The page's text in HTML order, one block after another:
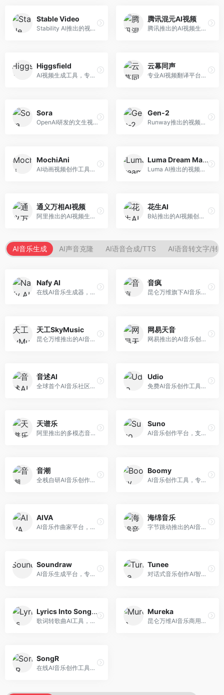
Stable Video
Stability AI推出的视频生成模型，开源可部署。面向开发者和专业创作者，支持视频生成、视频编辑等功能，开源生态完善，定制化程度高。
腾讯混元AI视频
腾讯推出的AI视频生成工具，基于混元大模型。面向腾讯生态用户和内容创作者，支持文生视频、视频编辑等功能，与腾讯产品生态深度整合。
Higgsfield
AI视频生成工具，专注于高质量视频内容创作。面向视频创作者和营销人员，支持文生视频、视频编辑等功能，视频效果逼真，适合商业应用。
云幕同声
专业AI视频翻译平台，支持视频多语言配音和字幕生成。面向跨境电商和内容出海从业者，提供视频翻译、配音、字幕生成等服务，多语言支持完善。
Sora
OpenAI研发的文生视频大模型，可根据文字描述生成长达60秒的高清视频。面向影视创作者、广告从业者和内容生产者，视频连贯性强，物理世界理解准确，代表了AI视频生成的最高水平。
Gen-2
Runway推出的视频生成模型，专注于文生视频和视频风格转换。面向影视制作人和创意工作者，支持文本到视频、图像到视频等多种生成模式，视频质量专业级。
MochiAni
AI动画视频创作工具，专注于动画内容生成。面向动画创作者和二次元内容生产者，支持动画风格视频生成，动画效果流畅，适合动漫内容创作。
Luma Dream Machine
Luma AI推出的视频生成工具，专注于高质量视频创作。面向影视创作者和内容生产者，支持文生视频、图生视频，视频质量高，物理运动流畅自然。
通义万相AI视频
阿里推出的AI视频生成服务，整合图像与视频创作能力。面向电商和营销从业者，支持商品视频生成、营销视频制作等服务，商业应用场景丰富。
花生AI
B站推出的AI视频创作工具，专注于短视频内容生成。面向B站创作者，支持视频生成、视频编辑等功能，与B站平台深度整合，创作效率高。
AI音乐生成 AI声音克隆 AI语音合成/TTS AI语音转文字/转
Nafy AI
在线AI音乐生成器，专注于快速音乐创作。面向内容创作者，支持多种风格音乐生成，操作简便，生成速度快，适合快速配乐需求。
音疯
昆仑万维旗下AI音乐创作平台，专注于音乐内容生成。面向音乐爱好者和内容创作者，提供多种风格音乐生成，操作简便，创作速度快。
天工SkyMusic
昆仑万维推出的AI音乐创作平台，基于天工大模型。面向音乐创作者，支持歌词生成、旋律创作、音乐编曲等服务，中文音乐创作能力强。
网易天音
网易推出的AI音乐创作工具，支持作词、作曲与编曲。面向音乐爱好者和独立音乐人，提供歌词生成、旋律创作、编曲制作等服务，与网易云音乐生态深度整合。
音述AI
全球首个AI音乐社区平台，整合创作与分享功能。面向音乐创作者和爱好者，提供音乐创作、作品分享、社区交流等服务，社区氛围活跃。
Udio
免费AI音乐创作工具，专注于高质量音乐生成。面向音乐创作者和内容制作者，支持多种音乐风格生成，音质专业，创作自由度高，适合专业音乐制作场景。
天谱乐
阿里推出的多模态音乐生成平台，整合音频与文本理解能力。面向内容创作者，支持歌词生成、旋律创作、音乐编辑等服务，与阿里生态深度整合。
Suno
AI音乐创作平台，支持通过文字描述生成完整歌曲，包含歌词、旋律和人声。面向音乐爱好者、内容创作者和独立音乐人，操作门槛低，创作速度快，支持多种音乐风格，为音乐创作带来全新可能。
音潮
全栈自研AI音乐创作平台，支持从创作到发布的完整流程。面向独立音乐人和音乐工作室，提供作词作曲、编曲混音、音乐发布等服务，创作工具专业。
Boomy
AI音乐创作工具，专注于快速音乐生成与发布。面向音乐爱好者和业余创作者，支持一键生成原创音乐，可直接发布到音乐平台，创作门槛低。
AIVA
AI音乐作曲家平台，专注于古典和影视配乐创作。面向影视制作人和游戏开发者，提供原创音乐生成、配乐定制等服务，音乐风格专业，适合影视游戏配乐。
海绵音乐
字节跳动推出的AI音乐创作平台，支持多风格音乐生成。面向内容创作者和音乐爱好者，提供歌词创作、旋律生成、编曲制作等服务，创作效率高，适合短视频配乐。
Soundraw
AI音乐生成平台，专注于免版税音乐创作。面向视频创作者和内容制作者，提供背景音乐生成、音乐定制等服务，音乐版权清晰，适合视频配乐场景。
Tunee
对话式音乐创作AI智能体，支持自然语言交互创作。面向音乐爱好者，通过对话方式完成音乐创作，交互体验友好，创作过程直观。
Lyrics Into Song AI
歌词转歌曲AI工具，支持将歌词转化为完整歌曲。面向歌词创作者和音乐爱好者，提供歌词谱曲、编曲制作等服务，歌词音乐化效率高。
Mureka
昆仑万维AI音乐商用创作平台，专注于商业音乐授权。面向企业和商业用户，提供版权音乐生成、商用授权等服务，音乐版权清晰，商业应用安全。
SongR
在线AI音乐创作工具，支持歌词与旋律一体化生成。面向内容创作者和音乐爱好者，提供歌词创作、旋律生成、音乐制作等服务，操作简便，创作速度快。